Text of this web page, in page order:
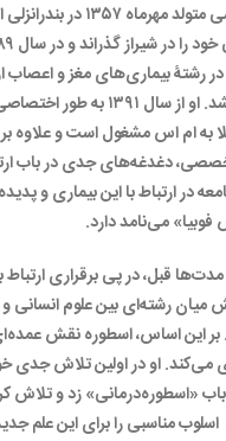
عبدالرضا ناصر مقدسی متولد
بیماری­‌های مغز و اعصاب
علوم پزشکی تهران شد. او از سال
به ام اس مشغول است و علاوه بر
دغدغه‌های جدی در باب
در ارتباط با این بیماری و
می‌نامد دارد.
قبل، در پی برقراری ارتباط
میان رشته‌ای بین علوم انسانی و
این اساس، اسطوره نقش
می‌کند. او در اولین تلاش جدی
«اسطوره‌درمانی» زد و تلاش
مناسبی را برای این علم